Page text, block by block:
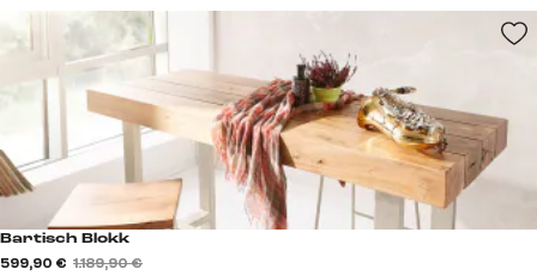
Bartisch Blokk
599,90 € 1.189,90 €